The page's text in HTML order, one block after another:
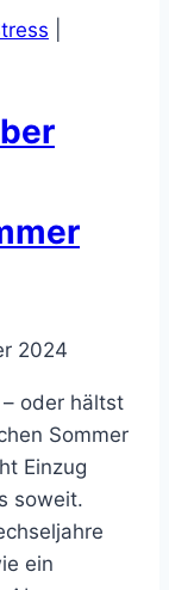
2024
oder hältst
Sommer
Einzug
soweit.
ein